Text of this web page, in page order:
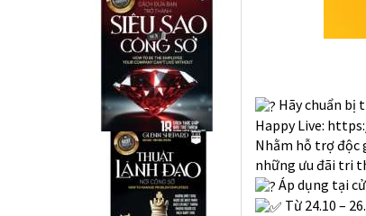
Hãy chuẩn bị
Happy Live:
Nhằm hỗ trợ độc
những ưu đãi tri
Áp dụng tại
Từ 24.10 –